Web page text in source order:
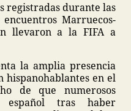
registradas durante las
Marruecos-
llevaron a la FIFA a
la amplia presencia
hispanohablantes en el
de que numerosos
español tras haber